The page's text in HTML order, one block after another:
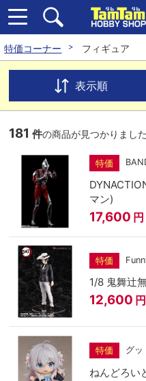
特価コーナー フィギュア
表示順
181 件の商品が見つかりました
特価
マン)
17,600 円
特価
1/8 鬼舞辻
12,600 円
特価 グッ
ねんどろい